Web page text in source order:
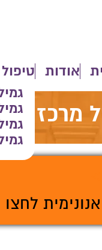
אודות
מרכז
לחצו